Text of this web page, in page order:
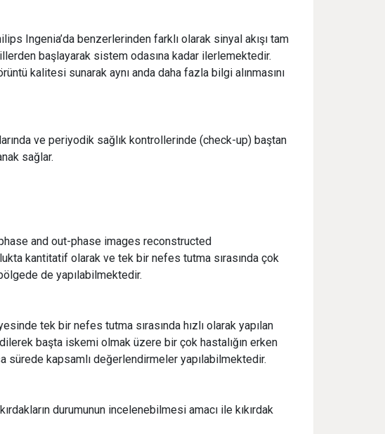
Ingenia’da benzerlerinden farklı olarak sinyal akışı tam
başlayarak sistem odasına kadar ilerlemektedir.
kalitesi sunarak aynı anda daha fazla bilgi alınmasını
ve periyodik sağlık kontrollerinde (check-up) baştan
sağlar.
and out-phase images reconstructed
kantitatif olarak ve tek bir nefes tutma sırasında çok
de yapılabilmektedir.
tek bir nefes tutma sırasında hızlı olarak yapılan
başta iskemi olmak üzere bir çok hastalığın erken
sürede kapsamlı değerlendirmeler yapılabilmektedir.
durumunun incelenebilmesi amacı ile kıkırdak